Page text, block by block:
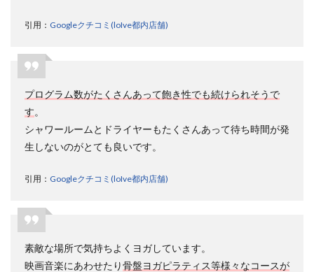
も受け
られま
7.ロイ
ブは2
で受け
られま
すか？
8.ロイ
会は電
話でで
きます
か？
10.9
引用： Googleクチコミ(loIve都内店舗)
プログラム数がたくさんあって飽き性でも続けられそうで
す。
シャワールームとドライヤーもたくさんあって待ち時間が発
生しないのがとても良いです。
引用： Googleクチコミ(loIve都内店舗)
素敵な場所で気持ちよくヨガしています。
映画音楽にあわせたり骨盤ヨガピラティス等様々なコースが